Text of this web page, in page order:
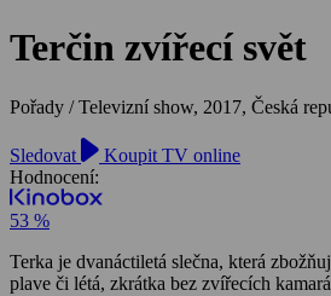
Terčin zvířecí svět
Pořady / Televizní show, 2017, Česká
Sledovat
Koupit TV online
Hodnocení:
53 %
Terka je dvanáctiletá slečna, která
plave či létá, zkrátka bez zvířecích